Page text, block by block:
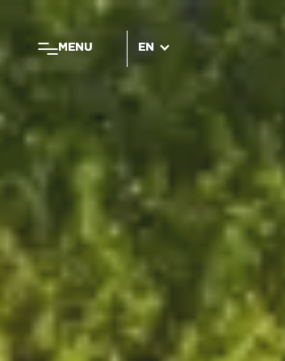
MENU EN
MENU EN